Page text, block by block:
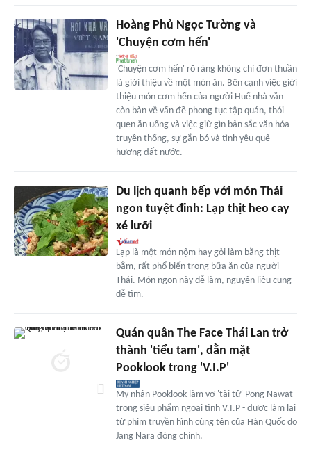
Hoàng Phủ Ngọc Tường và
'Chuyện cơm hến'
'Chuyện cơm hến' rõ ràng không chỉ đơn thuần
là giới thiệu về một món ăn. Bên cạnh việc giới
thiệu món cơm hến của người Huế nhà văn
còn bàn về vấn đề phong tục tập quán, thói
quen ăn uống và việc giữ gìn bản sắc văn hóa
truyền thống, sự gắn bó và tình yêu quê
hương đất nước.
Du lịch quanh bếp với món Thái
ngon tuyệt đỉnh: Lạp thịt heo cay
xé lưỡi
Lạp là một món nộm hay gỏi làm bằng thịt
bằm, rất phổ biến trong bữa ăn của người
Thái. Món ngon này dễ làm, nguyên liệu cũng
dễ tìm.
Quán quân The Face Thái Lan trở
thành 'tiểu tam', dằn mặt
Pooklook trong 'V.I.P'
Mỹ nhân Pooklook làm vợ 'tài tử' Pong Nawat
trong siêu phẩm ngoại tình V.I.P - được làm lại
từ phim truyền hình cùng tên của Hàn Quốc do
Jang Nara đóng chính.